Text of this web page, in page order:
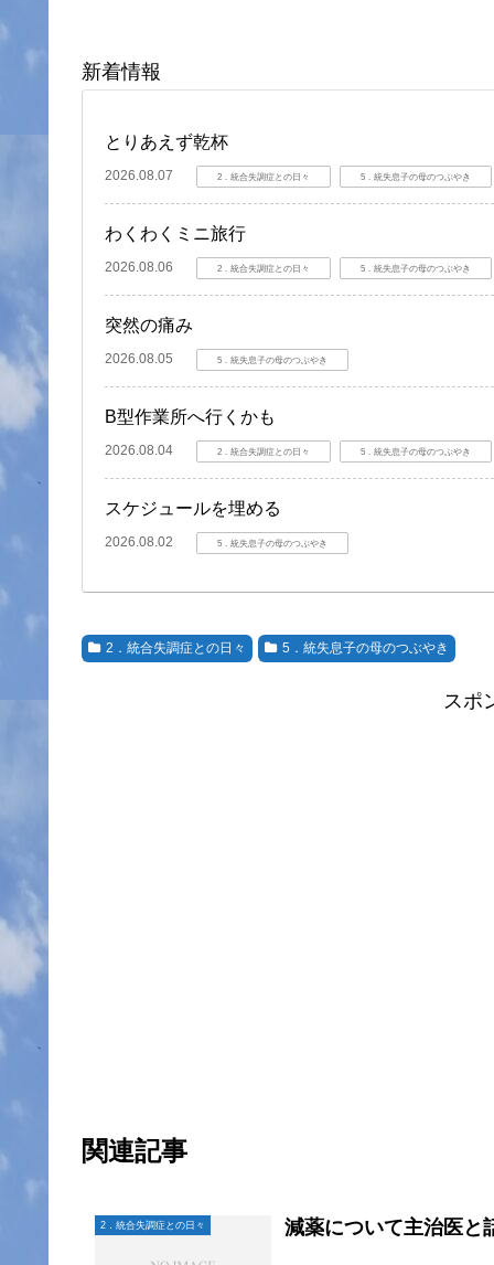
新着情報
とりあえず乾杯
2026.08.07 2．統合失調症との日々 5．統失息子の母のつぶやき
わくわくミニ旅行
2026.08.06 2．統合失調症との日々 5．統失息子の母のつぶやき
突然の痛み
2026.08.05 5．統失息子の母のつぶやき
B型作業所へ行くかも
2026.08.04 2．統合失調症との日々 5．統失息子の母のつぶやき
スケジュールを埋める
2026.08.02 5．統失息子の母のつぶやき
2．統合失調症との日々 5．統失息子の母のつぶやき
スポ
関連記事
2．統合失調症との日々 減薬について主治医と